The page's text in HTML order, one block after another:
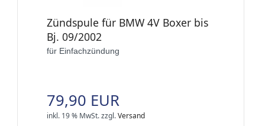
Zündspule für BMW 4V Boxer bis
Bj. 09/2002
für Einfachzündung
79,90 EUR
inkl. 19 % MwSt.zzgl.Versand